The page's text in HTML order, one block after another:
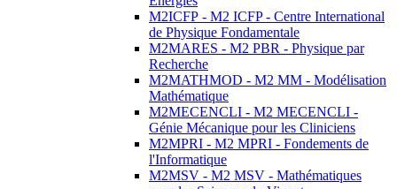
M2ICFP - M2 ICFP - Centre International
de Physique Fondamentale
M2MARES - M2 PBR - Physique par
Recherche
M2MATHMOD - M2 MM - Modélisation
Mathématique
M2MECENCLI - M2 MECENCLI -
Génie Mécanique pour les Cliniciens
M2MPRI - M2 MPRI - Fondements de
l'Informatique
M2MSV - M2 MSV - Mathématiques